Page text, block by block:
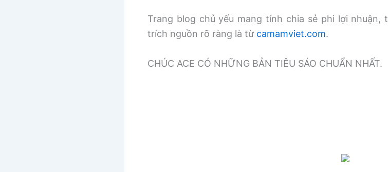
Trang blog chủ yếu mang tính chia sẻ phi lợi nhuận,
trích nguồn rõ ràng là từ camamviet.com.
CHÚC ACE CÓ NHỮNG BẢN TIÊU SÁO CHUẨN NHẤT.